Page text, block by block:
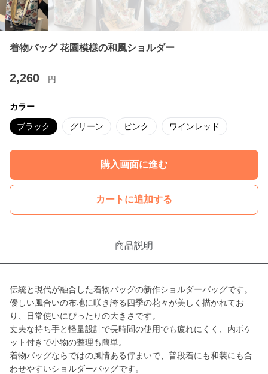
着物バッグ 花園模様の和風ショルダー
2,260 円
カラー
ブラック グリーン ピンク ワインレッド
購入画面に進む
カートに追加する
商品説明
伝統と現代が融合した着物バッグの新作ショルダーバッグです。
優しい風合いの布地に咲き誇る四季の花々が美しく描かれてお
り、日常使いにぴったりの大きさです。
丈夫な持ち手と軽量設計で長時間の使用でも疲れにくく、内ポケ
ット付きで小物の整理も簡単。
着物バッグならではの風情ある佇まいで、普段着にも和装にも合
わせやすいショルダーバッグです。